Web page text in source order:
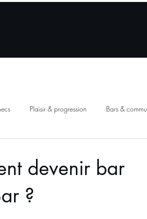
Plaisir & progression Bars &
devenir bar
?